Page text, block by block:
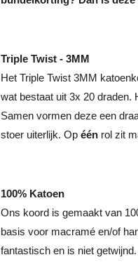
Triple Twist - 3MM
Het Triple Twist 3MM
wat bestaat uit 3x 20 draden.
Samen vormen deze een
stoer uiterlijk. Op één rol zit
100% Katoen
Ons koord is gemaakt van
basis voor macramé en/of
fantastisch en is niet getwijnd.